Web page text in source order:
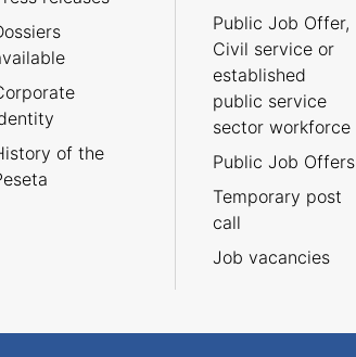
of the
Public Job Offer,
Civil service or
established
public service
sector workforce
Public Job Offers
Temporary post
call
Job vacancies